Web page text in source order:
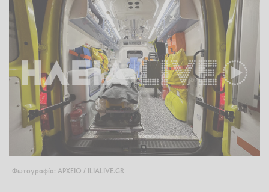
Φωτογραφία: ΑΡΧΕΙΟ / ILIALIVE.GR